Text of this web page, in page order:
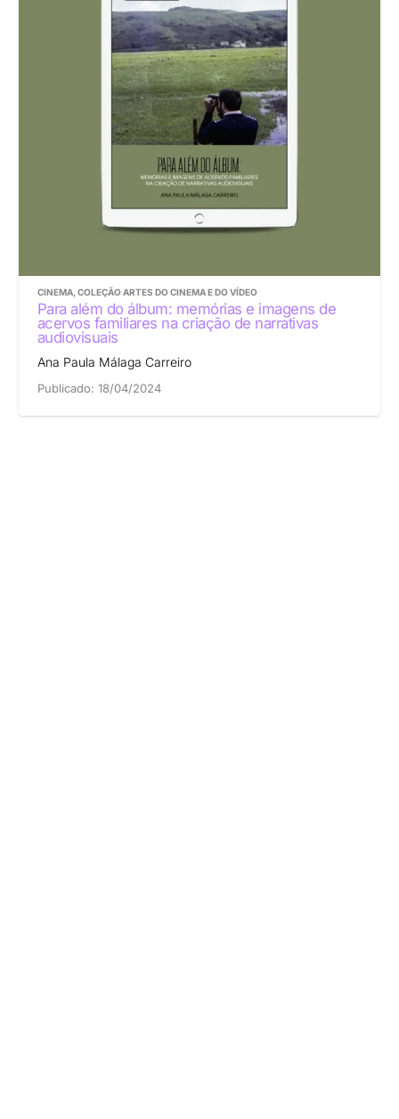
CINEMA, COLEÇÃO ARTES DO CINEMA E DO VÍDEO
Para além do álbum: memórias e imagens de
acervos familiares na criação de narrativas
audiovisuais
Ana Paula Málaga Carreiro
Publicado: 18/04/2024